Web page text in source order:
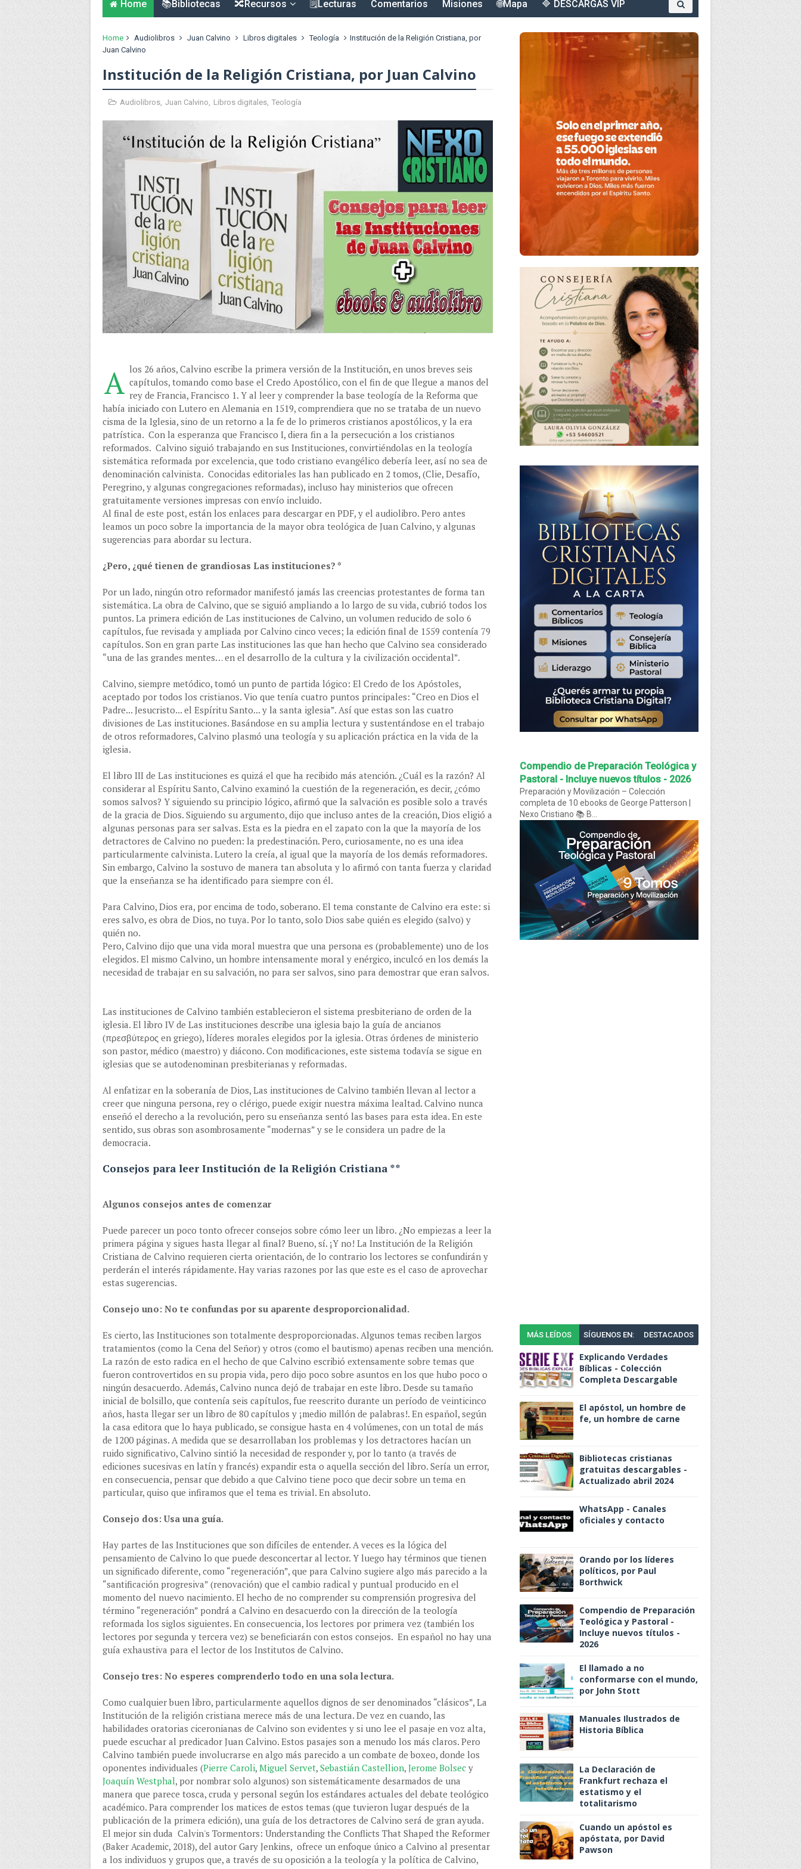
Home 📚Bibliotecas 🔀Recursos 🗒️Lecturas Comentarios Misiones 🌐Mapa 🔷 DESCARGAS VIP
Home Audiolibros Juan Calvino Libros digitales Teología
Institución de la Religión Cristiana, por
Juan Calvino
Institución de la Religión Cristiana, por Juan Calvino
Audiolibros, Juan Calvino, Libros digitales, Teología
A los 26 años, Calvino escribe la primera versión de la Institución, en unos breves seis
capítulos, tomando como base el Credo Apostólico, con el fin de que llegue a manos del
rey de Francia, Francisco 1. Y al leer y comprender la base teología de la Reforma que
había iniciado con Lutero en Alemania en 1519, comprendiera que no se trataba de un nuevo
cisma de la Iglesia, sino de un retorno a la fe de lo primeros cristianos apostólicos, y la era
patrística. Con la esperanza que Francisco I, diera fin a la persecución a los cristianos
reformados. Calvino siguió trabajando en sus Instituciones, convirtiéndolas en la teología
sistemática reformada por excelencia, que todo cristiano evangélico debería leer, así no sea de
denominación calvinista. Conocidas editoriales las han publicado en 2 tomos, (Clie, Desafío,
Peregrino, y algunas congregaciones reformadas), incluso hay ministerios que ofrecen
gratuitamente versiones impresas con envío incluido.
Al final de este post, están los enlaces para descargar en PDF, y el audiolibro. Pero antes
leamos un poco sobre la importancia de la mayor obra teológica de Juan Calvino, y algunas
sugerencias para abordar su lectura.
¿Pero, ¿qué tienen de grandiosas Las instituciones? *
Por un lado, ningún otro reformador manifestó jamás las creencias protestantes de forma tan
sistemática. La obra de Calvino, que se siguió ampliando a lo largo de su vida, cubrió todos los
puntos. La primera edición de Las instituciones de Calvino, un volumen reducido de solo 6
capítulos, fue revisada y ampliada por Calvino cinco veces; la edición final de 1559 contenía 79
capítulos. Son en gran parte Las instituciones las que han hecho que Calvino sea considerado
“una de las grandes mentes… en el desarrollo de la cultura y la civilización occidental”.
Calvino, siempre metódico, tomó un punto de partida lógico: El Credo de los Apóstoles,
aceptado por todos los cristianos. Vio que tenía cuatro puntos principales: “Creo en Dios el
Padre... Jesucristo... el Espíritu Santo... y la santa iglesia”. Así que estas son las cuatro
divisiones de Las instituciones. Basándose en su amplia lectura y sustentándose en el trabajo
de otros reformadores, Calvino plasmó una teología y su aplicación práctica en la vida de la
iglesia.
El libro III de Las instituciones es quizá el que ha recibido más atención. ¿Cuál es la razón? Al
considerar al Espíritu Santo, Calvino examinó la cuestión de la regeneración, es decir, ¿cómo
somos salvos? Y siguiendo su principio lógico, afirmó que la salvación es posible solo a través
de la gracia de Dios. Siguiendo su argumento, dijo que incluso antes de la creación, Dios eligió a
algunas personas para ser salvas. Esta es la piedra en el zapato con la que la mayoría de los
detractores de Calvino no pueden: la predestinación. Pero, curiosamente, no es una idea
particularmente calvinista. Lutero la creía, al igual que la mayoría de los demás reformadores.
Sin embargo, Calvino la sostuvo de manera tan absoluta y lo afirmó con tanta fuerza y claridad
que la enseñanza se ha identificado para siempre con él.
Para Calvino, Dios era, por encima de todo, soberano. El tema constante de Calvino era este: si
eres salvo, es obra de Dios, no tuya. Por lo tanto, solo Dios sabe quién es elegido (salvo) y
quién no.
Pero, Calvino dijo que una vida moral muestra que una persona es (probablemente) uno de los
elegidos. El mismo Calvino, un hombre intensamente moral y enérgico, inculcó en los demás la
necesidad de trabajar en su salvación, no para ser salvos, sino para demostrar que eran salvos.
Las instituciones de Calvino también establecieron el sistema presbiteriano de orden de la
iglesia. El libro IV de Las instituciones describe una iglesia bajo la guía de ancianos
(πρεσβύτερος en griego), líderes morales elegidos por la iglesia. Otras órdenes de ministerio
son pastor, médico (maestro) y diácono. Con modificaciones, este sistema todavía se sigue en
iglesias que se autodenominan presbiterianas y reformadas.
Al enfatizar en la soberanía de Dios, Las instituciones de Calvino también llevan al lector a
creer que ninguna persona, rey o clérigo, puede exigir nuestra máxima lealtad. Calvino nunca
enseñó el derecho a la revolución, pero su enseñanza sentó las bases para esta idea. En este
sentido, sus obras son asombrosamente “modernas” y se le considera un padre de la
democracia.
Consejos para leer Institución de la Religión Cristiana **
Algunos consejos antes de comenzar
Puede parecer un poco tonto ofrecer consejos sobre cómo leer un libro. ¿No empiezas a leer la
primera página y sigues hasta llegar al final? Bueno, sí. ¡Y no! La Institución de la Religión
Cristiana de Calvino requieren cierta orientación, de lo contrario los lectores se confundirán y
perderán el interés rápidamente. Hay varias razones por las que este es el caso de aprovechar
estas sugerencias.
Consejo uno: No te confundas por su aparente desproporcionalidad.
Es cierto, las Instituciones son totalmente desproporcionadas. Algunos temas reciben largos
tratamientos (como la Cena del Señor) y otros (como el bautismo) apenas reciben una mención.
La razón de esto radica en el hecho de que Calvino escribió extensamente sobre temas que
fueron controvertidos en su propia vida, pero dijo poco sobre asuntos en los que hubo poco o
ningún desacuerdo. Además, Calvino nunca dejó de trabajar en este libro. Desde su tamaño
inicial de bolsillo, que contenía seis capítulos, fue reescrito durante un período de veinticinco
años, hasta llegar ser un libro de 80 capítulos y ¡medio millón de palabras!. En español, según
la casa editora que lo haya publicado, se consigue hasta en 4 volúmenes, con un total de más
de 1200 páginas. A medida que se desarrollaban los problemas y los detractores hacían un
ruido significativo, Calvino sintió la necesidad de responder y, por lo tanto (a través de
ediciones sucesivas en latín y francés) expandir esta o aquella sección del libro. Sería un error,
en consecuencia, pensar que debido a que Calvino tiene poco que decir sobre un tema en
particular, quiso que infiramos que el tema es trivial. En absoluto.
Consejo dos: Usa una guía.
Hay partes de las Instituciones que son difíciles de entender. A veces es la lógica del
pensamiento de Calvino lo que puede desconcertar al lector. Y luego hay términos que tienen
un significado diferente, como “regeneración”, que para Calvino sugiere algo más parecido a la
“santificación progresiva” (renovación) que el cambio radical y puntual producido en el
momento del nuevo nacimiento. El hecho de no comprender su comprensión progresiva del
término “regeneración” pondrá a Calvino en desacuerdo con la dirección de la teología
reformada los siglos siguientes. En consecuencia, los lectores por primera vez (también los
lectores por segunda y tercera vez) se beneficiarán con estos consejos. En español no hay una
guía exhaustiva para el lector de los Institutos de Calvino.
Consejo tres: No esperes comprenderlo todo en una sola lectura.
Como cualquier buen libro, particularmente aquellos dignos de ser denominados “clásicos”, La
Institución de la religión cristiana merece más de una lectura. De vez en cuando, las
habilidades oratorias ciceronianas de Calvino son evidentes y si uno lee el pasaje en voz alta,
puede escuchar al predicador Juan Calvino. Estos pasajes son a menudo los más claros. Pero
Calvino también puede involucrarse en algo más parecido a un combate de boxeo, donde los
oponentes individuales (Pierre Caroli, Miguel Servet, Sebastián Castellion, Jerome Bolsec y
Joaquín Westphal, por nombrar solo algunos) son sistemáticamente desarmados de una
manera que parece tosca, cruda y personal según los estándares actuales del debate teológico
académico. Para comprender los matices de estos temas (que tuvieron lugar después de la
publicación de la primera edición), una guía de los detractores de Calvino será de gran ayuda.
El mejor sin duda Calvin's Tormentors: Understanding the Conflicts That Shaped the Reformer
(Baker Academic, 2018), del autor Gary Jenkins, ofrece un enfoque único a Calvino al presentar
a los individuos y grupos que, a través de su oposición a la teología y la política de Calvino,
Compendio de Preparación Teológica y
Pastoral - Incluye nuevos títulos - 2026
Preparación y Movilización – Colección
completa de 10 ebooks de George Patterson |
Nexo Cristiano 📚 B...
MÁS LEÍDOS SÍGUENOS EN: DESTACADOS
Explicando Verdades
Bíblicas - Colección
Completa Descargable
El apóstol, un hombre de
fe, un hombre de carne
Bibliotecas cristianas
gratuitas descargables -
Actualizado abril 2024
WhatsApp - Canales
oficiales y contacto
Orando por los líderes
políticos, por Paul
Borthwick
Compendio de Preparación
Teológica y Pastoral -
Incluye nuevos títulos -
2026
El llamado a no
conformarse con el mundo,
por John Stott
Manuales Ilustrados de
Historia Bíblica
La Declaración de
Frankfurt rechaza el
estatismo y el
totalitarismo
Cuando un apóstol es
apóstata, por David
Pawson